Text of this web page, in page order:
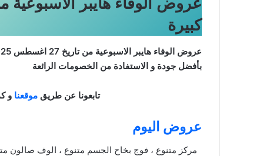
كبيرة
عروض الوفاء هايبر الاسبوعية من تاريخ 27 اغسطس 2025 – الموافق 4 ربيع الاول 1447 عروض كبيرة
بأفضل جودة و الاستفادة من الخصومات الرائعة
تابعونا عن طريقموقعنا و
عروض اليوم
مركز متنوع ، فوج بخاح الجسم متنوع ، الوف صالون